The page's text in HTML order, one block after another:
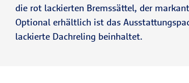
die rot lackierten Bremssättel, der
Optional erhältlich ist das
lackierte Dachreling beinhaltet.